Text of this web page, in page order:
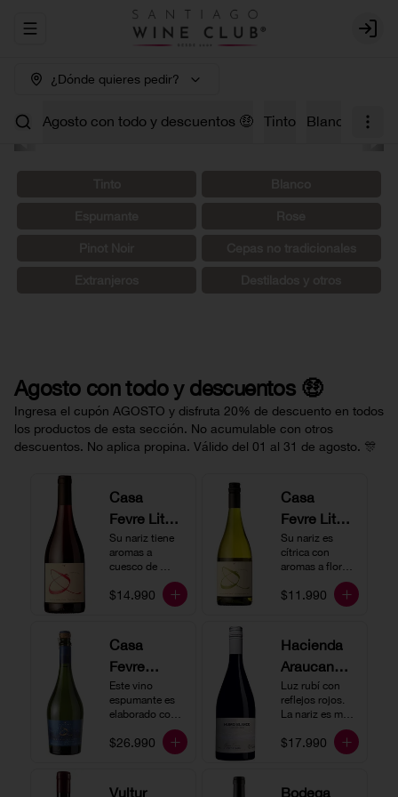
Abrir menu de navegación Login
¿Dónde quieres pedir?
Agosto con todo y descuentos 🤑 Tinto Blanco
Agosto con todo y descuentos 🤑
Ingresa el cupón AGOSTO y disfruta 20% de descuento en todos
los productos de esta sección. No acumulable con otros
descuentos. No aplica propina. Válido del 01 al 31 de agosto. 🎊
Casa
Fevre Little
Quino
Pinot Noir
Su nariz tiene
aromas a
cuesco de
frambuesa. En
boca tiene una
es un vino muy
vertical. Ideal
para beberlo
más frío como
acompañado de
$14.990
Casa
Fevre Little
Quino
Sauvignon
Su nariz es
cítrica con
aromas a flores
blancas y lima.
En boca tiene
vertical y de
persistencia
media. Ideal
para acompañar
con ostras.
$11.990
Casa
Fevre
Quino
Espumant
Este vino
espumante es
elaborado con
tradicional y se
produce a partir
Chardonnay y
$26.990
Hacienda
Araucano-
Lurton
Humo
Gran
Luz rubí con
reflejos rojos.
La nariz es muy
expresiva con
notas de fresa y
rico y redondo
$17.990
Vultur
Bodega